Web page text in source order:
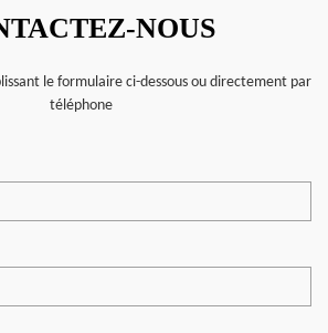
NOUS
le formulaire ci-dessous ou directement par
téléphone